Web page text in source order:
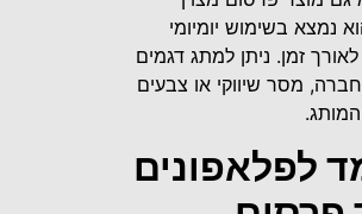
נמצא בשימוש יומיומי
זמן. ניתן למתג דגמים
מסר שיווקי או צבעים
לפלאפונים